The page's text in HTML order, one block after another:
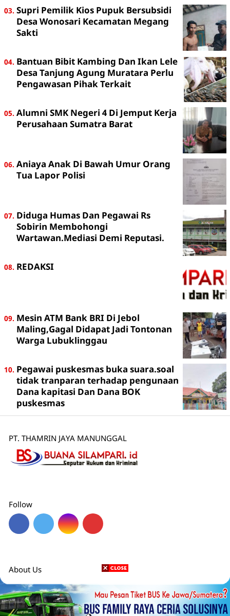
Supri Pemilik Kios Pupuk Bersubsidi
Desa Wonosari Kecamatan Megang
Sakti
Bantuan Bibit Kambing Dan Ikan Lele
Desa Tanjung Agung Muratara Perlu
Pengawasan Pihak Terkait
Alumni SMK Negeri 4 Di Jemput Kerja
Perusahaan Sumatra Barat
Aniaya Anak Di Bawah Umur Orang
Tua Lapor Polisi
Diduga Humas Dan Pegawai Rs
Sobirin Membohongi
Wartawan.Mediasi Demi Reputasi.
REDAKSI
Mesin ATM Bank BRI Di Jebol
Maling,Gagal Didapat Jadi Tontonan
Warga Lubuklinggau
Pegawai puskesmas buka suara.soal
tidak tranparan terhadap pengunaan
Dana kapitasi Dan Dana BOK
puskesmas
PT. THAMRIN JAYA MANUNGGAL
Follow
About Us
Redaksi Pedoman Media Siber Disclaimer Karier
Privacy Policy